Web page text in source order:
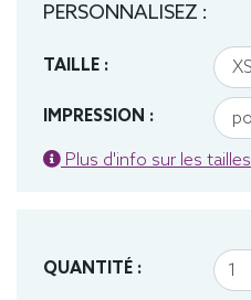
PERSONNALISEZ :
TAILLE :
IMPRESSION :
Plus d'info sur les tailles
QUANTITÉ :